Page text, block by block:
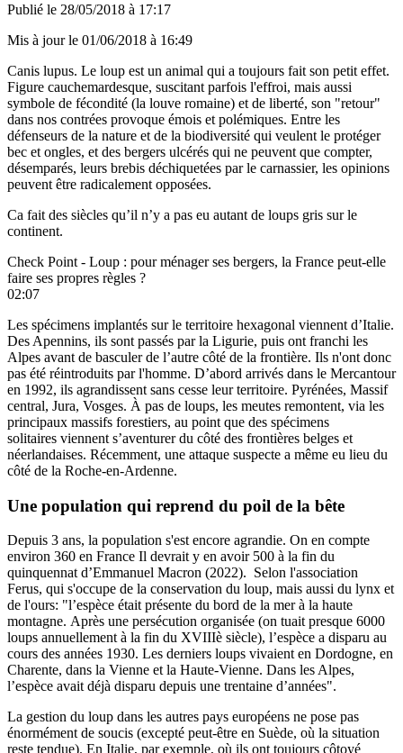
Publié le 28/05/2018 à 17:17
Mis à jour le 01/06/2018 à 16:49
Canis lupus. Le loup est un animal qui a toujours fait son petit effet.
Figure cauchemardesque, suscitant parfois l'effroi, mais aussi
symbole de fécondité (la louve romaine) et de liberté, son "retour"
dans nos contrées provoque émois et polémiques. Entre les
défenseurs de la nature et de la biodiversité qui veulent le protéger
bec et ongles, et des bergers ulcérés qui ne peuvent que compter,
désemparés, leurs brebis déchiquetées par le carnassier, les opinions
peuvent être radicalement opposées.
Ca fait des siècles qu’il n’y a pas eu autant de loups gris sur le
continent.
Check Point - Loup : pour ménager ses bergers, la France peut-elle
faire ses propres règles ?
02:07
Les spécimens implantés sur le territoire hexagonal viennent d’Italie.
Des Apennins, ils sont passés par la Ligurie, puis ont franchi les
Alpes avant de basculer de l’autre côté de la frontière. Ils n'ont donc
pas été réintroduits par l'homme. D’abord arrivés dans le Mercantour
en 1992, ils agrandissent sans cesse leur territoire. Pyrénées, Massif
central, Jura, Vosges. À pas de loups, les meutes remontent, via les
principaux massifs forestiers, au point que des spécimens
solitaires viennent s’aventurer du côté des frontières belges et
néerlandaises. Récemment, une attaque suspecte a même eu lieu du
côté de la Roche-en-Ardenne.
Une population qui reprend du poil de la bête
Depuis 3 ans, la population s'est encore agrandie. On en compte
environ 360 en France Il devrait y en avoir 500 à la fin du
quinquennat d’Emmanuel Macron (2022). Selon l'association
Ferus, qui s'occupe de la conservation du loup, mais aussi du lynx et
de l'ours: "l’espèce était présente du bord de la mer à la haute
montagne. Après une persécution organisée (on tuait presque 6000
loups annuellement à la fin du XVIIIè siècle), l’espèce a disparu au
cours des années 1930. Les derniers loups vivaient en Dordogne, en
Charente, dans la Vienne et la Haute-Vienne. Dans les Alpes,
l’espèce avait déjà disparu depuis une trentaine d’années".
La gestion du loup dans les autres pays européens ne pose pas
énormément de soucis (excepté peut-être en Suède, où la situation
reste tendue). En Italie, par exemple, où ils ont toujours côtoyé